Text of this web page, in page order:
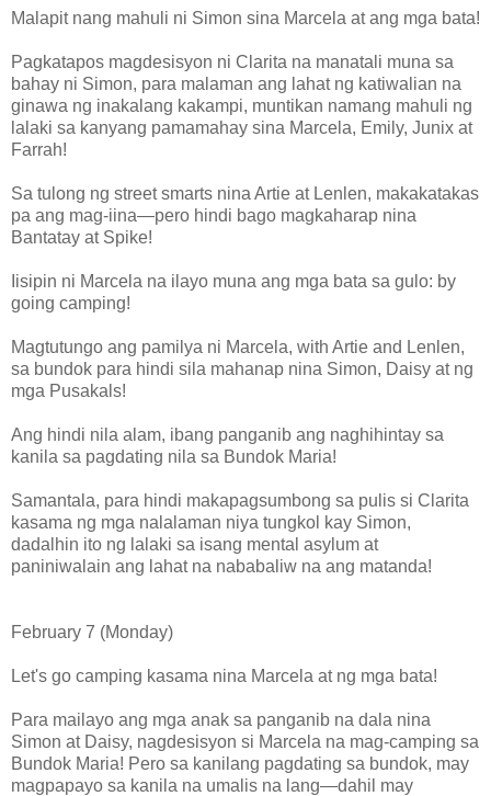
Malapit nang mahuli ni Simon sina Marcela at ang mga bata!
Pagkatapos magdesisyon ni Clarita na manatali muna sa
bahay ni Simon, para malaman ang lahat ng katiwalian na
ginawa ng inakalang kakampi, muntikan namang mahuli ng
lalaki sa kanyang pamamahay sina Marcela, Emily, Junix at
Farrah!
Sa tulong ng street smarts nina Artie at Lenlen, makakatakas
pa ang mag-iina—pero hindi bago magkaharap nina
Bantatay at Spike!
Iisipin ni Marcela na ilayo muna ang mga bata sa gulo: by
going camping!
Magtutungo ang pamilya ni Marcela, with Artie and Lenlen,
sa bundok para hindi sila mahanap nina Simon, Daisy at ng
mga Pusakals!
Ang hindi nila alam, ibang panganib ang naghihintay sa
kanila sa pagdating nila sa Bundok Maria!
Samantala, para hindi makapagsumbong sa pulis si Clarita
kasama ng mga nalalaman niya tungkol kay Simon,
dadalhin ito ng lalaki sa isang mental asylum at
paniniwalain ang lahat na nababaliw na ang matanda!
February 7 (Monday)
Let's go camping kasama nina Marcela at ng mga bata!
Para mailayo ang mga anak sa panganib na dala nina
Simon at Daisy, nagdesisyon si Marcela na mag-camping sa
Bundok Maria! Pero sa kanilang pagdating sa bundok, may
magpapayo sa kanila na umalis na lang—dahil may